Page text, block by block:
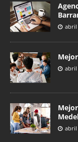
abril
abril
abril